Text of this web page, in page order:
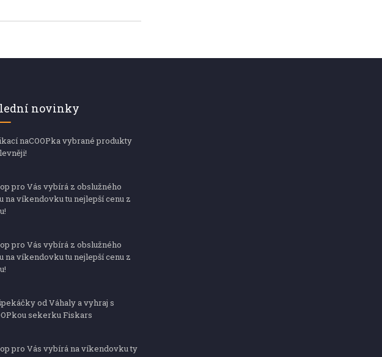
novinky
naCOOPka vybrané produkty
pro Vás vybírá z obslužného
na víkendovku tu nejlepší cenu z
pro Vás vybírá z obslužného
na víkendovku tu nejlepší cenu z
od Váhaly a vyhraj s
sekerku Fiskars
pro Vás vybírá na víkendovku ty